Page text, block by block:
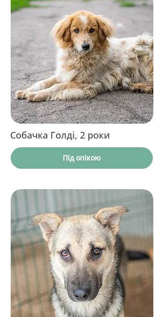
Собачка Голді, 2 роки
Під опікою